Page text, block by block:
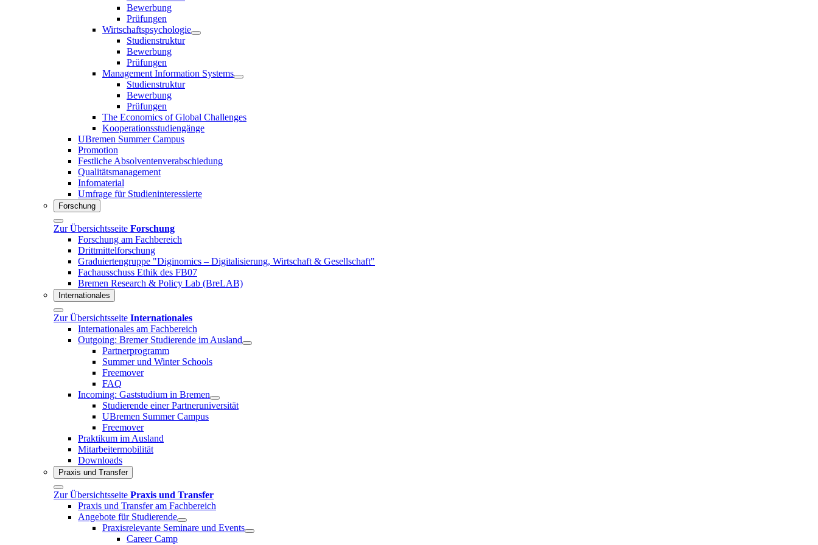
Bewerbung
Prüfungen
Wirtschaftspsychologie
Studienstruktur
Bewerbung
Prüfungen
Management Information Systems
Studienstruktur
Bewerbung
Prüfungen
The Economics of Global Challenges
Kooperationsstudiengänge
UBremen Summer Campus
Promotion
Festliche Absolventenverabschiedung
Qualitätsmanagement
Infomaterial
Umfrage für Studieninteressierte
Forschung
Zur Übersichtsseite Forschung
Forschung am Fachbereich
Drittmittelforschung
Graduiertengruppe "Diginomics – Digitalisierung, Wirtschaft & Gesellschaft"
Fachausschuss Ethik des FB07
Bremen Research & Policy Lab (BreLAB)
Internationales
Zur Übersichtsseite Internationales
Internationales am Fachbereich
Outgoing: Bremer Studierende im Ausland
Partnerprogramm
Summer und Winter Schools
Freemover
FAQ
Incoming: Gaststudium in Bremen
Studierende einer Partneruniversität
UBremen Summer Campus
Freemover
Praktikum im Ausland
Mitarbeitermobilität
Downloads
Praxis und Transfer
Zur Übersichtsseite Praxis und Transfer
Praxis und Transfer am Fachbereich
Angebote für Studierende
Praxisrelevante Seminare und Events
Career Camp